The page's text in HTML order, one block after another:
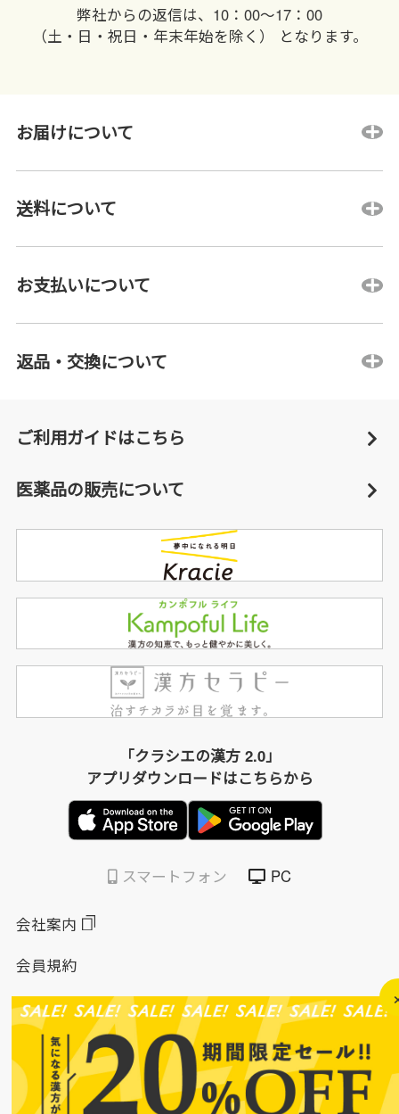
弊社からの返信は、10：00〜17：00
（土・日・祝日・年末年始を除く） となります。
お届けについて
送料について
お支払いについて
返品・交換について
ご利用ガイドはこちら
医薬品の販売について
「クラシエの漢方 2.0」
アプリダウンロードはこちらから
スマートフォン PC
会社案内
会員規約
個人情報保護方針
特定商取引法に基づく表示
このサイトについて